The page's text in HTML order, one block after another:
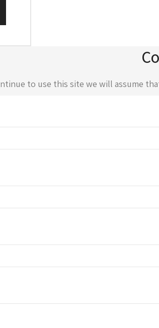
to use this site we will assume